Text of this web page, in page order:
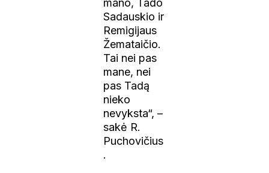
mano, Tado
Sadauskio ir
Remigijaus
Žemataičio.
Tai nei pas
mane, nei
pas Tadą
nieko
nevyksta“, –
sakė R.
Puchovičius
.